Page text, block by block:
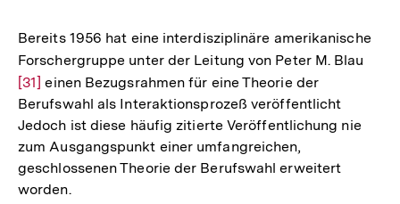
Bereits 1956 hat eine interdisziplinäre amerikanische
Forschergruppe unter der Leitung von Peter M. Blau
[31] einen Bezugsrahmen für eine Theorie der
Berufswahl als Interaktionsprozeß veröffentlicht
Jedoch ist diese häufig zitierte Veröffentlichung nie
zum Ausgangspunkt einer umfangreichen,
geschlossenen Theorie der Berufswahl erweitert
worden.